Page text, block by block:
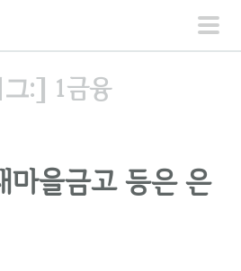
주
:] 1금융
마을금고 등은 은